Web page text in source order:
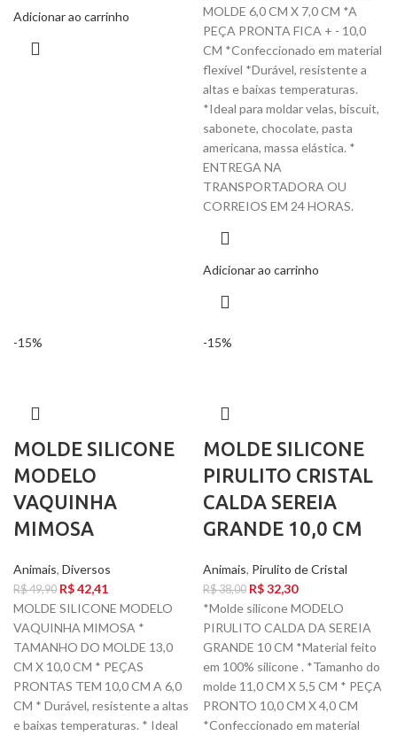
Adicionar ao carrinho
MOLDE 6,0 CM X 7,0 CM *A
PEÇA PRONTA FICA + - 10,0
CM *Confeccionado em material
flexível *Durável, resistente a
altas e baixas temperaturas.
*Ideal para moldar velas, biscuit,
sabonete, chocolate, pasta
americana, massa elástica. *
ENTREGA NA
TRANSPORTADORA OU
CORREIOS EM 24 HORAS.
Adicionar ao carrinho
-15%
MOLDE SILICONE
MODELO
VAQUINHA
MIMOSA
Animais, Diversos
R$49,90 R$42,41
MOLDE SILICONE MODELO
VAQUINHA MIMOSA *
TAMANHO DO MOLDE 13,0
CM X 10,0 CM * PEÇAS
PRONTAS TEM 10,0 CM A 6,0
CM * Durável, resistente a altas
e baixas temperaturas. * Ideal
-15%
MOLDE SILICONE
PIRULITO CRISTAL
CALDA SEREIA
GRANDE 10,0 CM
Animais, Pirulito de Cristal
R$38,00 R$32,30
*Molde silicone MODELO
PIRULITO CALDA DA SEREIA
GRANDE 10 CM *Material feito
em 100% silicone . *Tamanho do
molde 11,0 CM X 5,5 CM * PEÇA
PRONTO 10,0 CM X 4,0 CM
*Confeccionado em material